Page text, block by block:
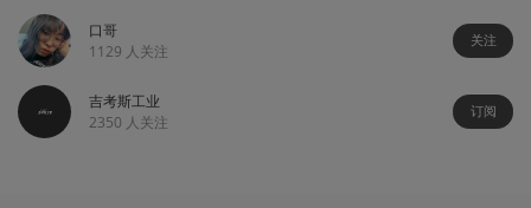
口哥
1129 人关注
关注
吉考斯工业
2350 人关注
订阅